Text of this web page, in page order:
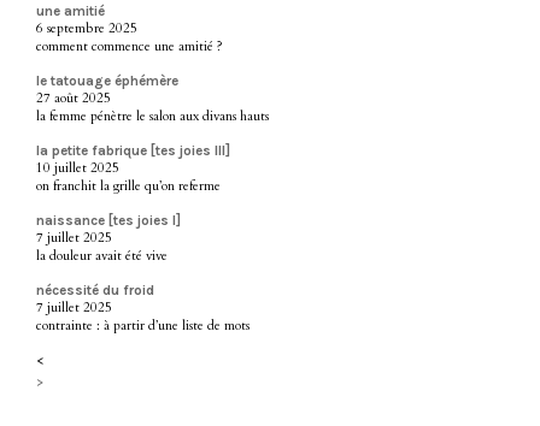
une amitié
6 septembre 2025
comment commence une amitié ?
le tatouage éphémère
27 août 2025
la femme pénètre le salon aux divans hauts
la petite fabrique [tes joies III]
10 juillet 2025
on franchit la grille qu’on referme
naissance [tes joies I]
7 juillet 2025
la douleur avait été vive
nécessité du froid
7 juillet 2025
contrainte : à partir d’une liste de mots
<
>